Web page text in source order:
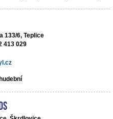
133/6, Teplice
413 029